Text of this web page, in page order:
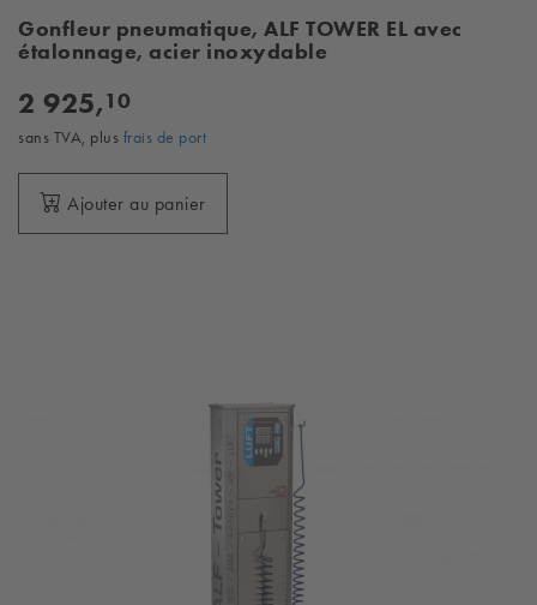
Gonfleur pneumatique, ALF TOWER EL avec
étalonnage, acier inoxydable
2 925,10
sans TVA, plus frais de port
Ajouter au panier